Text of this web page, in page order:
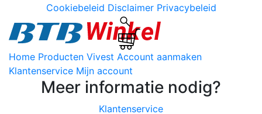
Cookiebeleid Disclaimer Privacybeleid
Home Producten Vivest Account aanmaken
Klantenservice Mijn account
Meer informatie nodig?
Klantenservice